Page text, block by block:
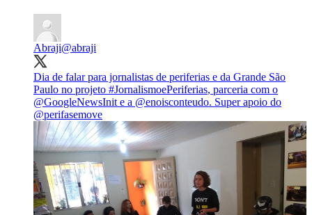
Abraji@abraji
Dia de falar para jornalistas de periferias e da Grande São
Paulo no projeto #JornalismoePeriferias, parceria com o
@GoogleNewsInit e a @enoisconteudo. Super apoio do
@perifasemove